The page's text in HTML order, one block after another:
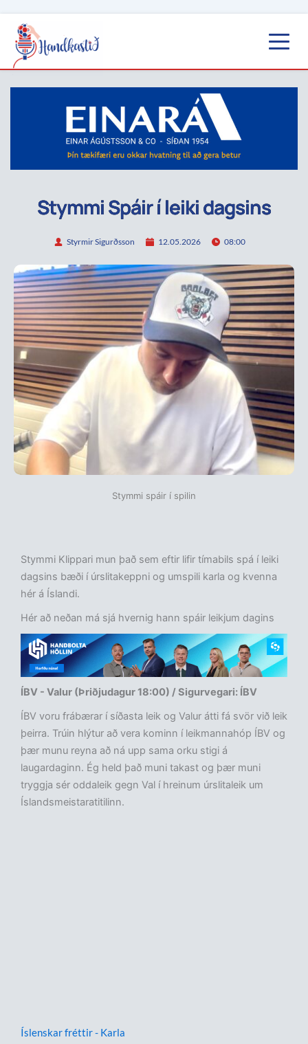
Stymmi Spáir í leiki dagsins
Styrmir Sigurðsson 12.05.2026 08:00
Stymmi spáir í spilin
Stymmi Klippari mun það sem eftir lifir tímabils spá í leiki
dagsins bæði í úrslitakeppni og umspili karla og kvenna
hér á Íslandi.
Hér að neðan má sjá hvernig hann spáir leikjum dagins
ÍBV - Valur (Þriðjudagur 18:00) / Sigurvegari: ÍBV
ÍBV voru frábærar í síðasta leik og Valur átti fá svör við leik
þeirra. Trúin hlýtur að vera kominn í leikmannahóp ÍBV og
þær munu reyna að ná upp sama orku stigi á
laugardaginn. Ég held það muni takast og þær muni
tryggja sér oddaleik gegn Val í hreinum úrslitaleik um
Íslandsmeistaratitilinn.
Íslenskar fréttir - Karla